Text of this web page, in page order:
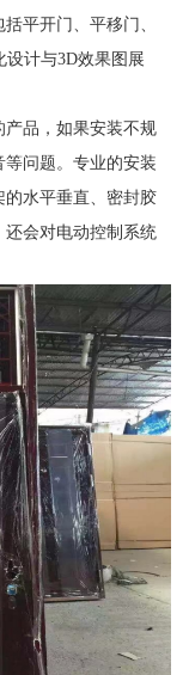
平开门、平移门、
计与3D效果图展
品，如果安装不规
问题。专业的安装
水平垂直、密封胶
会对电动控制系统